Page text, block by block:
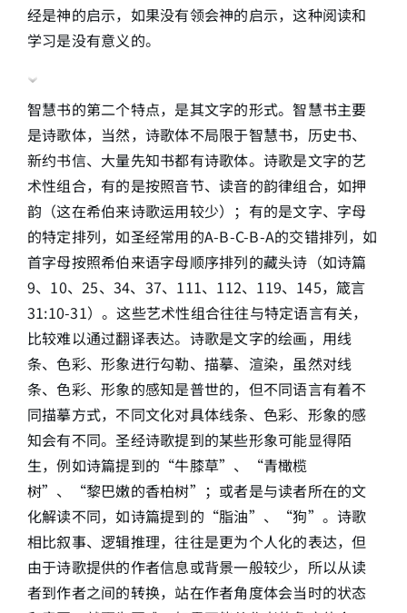
经是神的启示，如果没有领会神的启示，这种阅读和
学习是没有意义的。
智慧书的第二个特点，是其文字的形式。智慧书主要
是诗歌体，当然，诗歌体不局限于智慧书，历史书、
新约书信、大量先知书都有诗歌体。诗歌是文字的艺
术性组合，有的是按照音节、读音的韵律组合，如押
韵（这在希伯来诗歌运用较少）；有的是文字、字母
的特定排列，如圣经常用的A-B-C-B-A的交错排列，如
首字母按照希伯来语字母顺序排列的藏头诗（如诗篇
9、10、25、34、37、111、112、119、145，箴言
31:10-31）。这些艺术性组合往往与特定语言有关，
比较难以通过翻译表达。诗歌是文字的绘画，用线
条、色彩、形象进行勾勒、描摹、渲染，虽然对线
条、色彩、形象的感知是普世的，但不同语言有着不
同描摹方式，不同文化对具体线条、色彩、形象的感
知会有不同。圣经诗歌提到的某些形象可能显得陌
生，例如诗篇提到的“牛膝草”、“青橄榄
树”、“黎巴嫩的香柏树”；或者是与读者所在的文
化解读不同，如诗篇提到的“脂油”、“狗”。诗歌
相比叙事、逻辑推理，往往是更为个人化的表达，但
由于诗歌提供的作者信息或背景一般较少，所以从读
者到作者之间的转换，站在作者角度体会当时的状态